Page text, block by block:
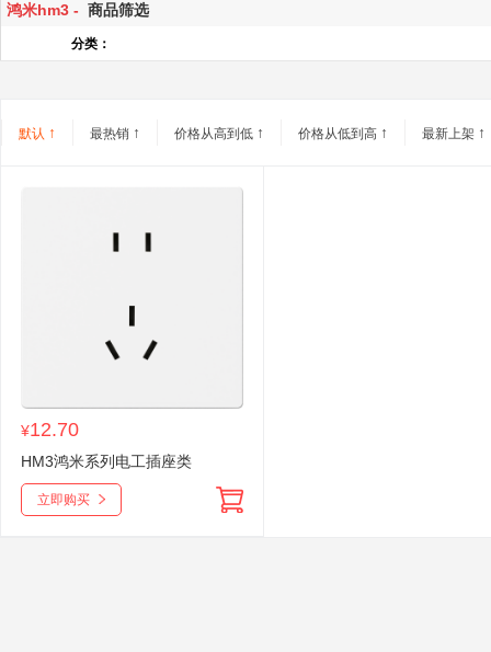
鸿米hm3 - 商品筛选
分类：
默认 ↑ 最热销 ↑ 价格从高到低 ↑ 价格从低到高 ↑ 最新上架 ↑
¥12.70
HM3鸿米系列电工插座类
立即购买